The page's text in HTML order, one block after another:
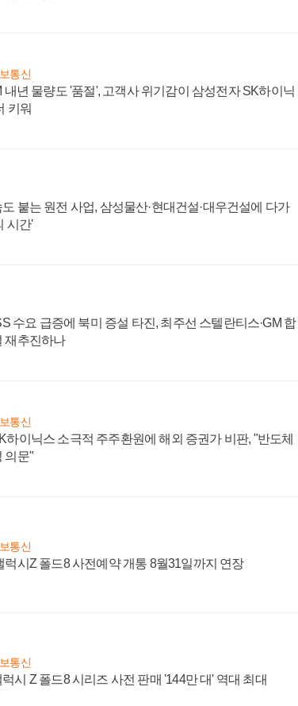
통신
내년 물량도 '품절', 고객사 위기감이 삼성전자 SK하이닉
키워
붙는 원전 사업, 삼성물산·현대건설·대우건설에 다가
시간'
수요 급증에 북미 증설 타진, 최주선 스텔란티스·GM 합
재추진하나
통신
하이닉스 소극적 주주환원에 해외 증권가 비판, "반도체
의문"
통신
럭시Z 폴드8 사전예약 개통 8월31일까지 연장
통신
시 Z 폴드8 시리즈 사전 판매 '144만 대' 역대 최대